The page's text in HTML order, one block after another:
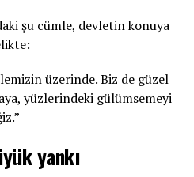
şu cümle, devletin konuya
üzerinde. Biz de güzel
yüzlerindeki gülümsemeyi
yankı